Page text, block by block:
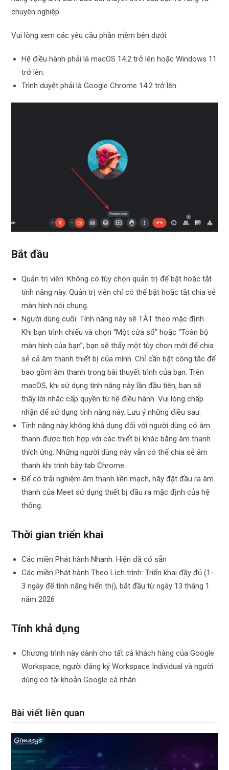
chuyên nghiệp.
Vui lòng xem các yêu cầu phần mềm bên dưới.
Hệ điều hành phải là macOS 14.2 trở lên hoặc Windows 11
trở lên.
Trình duyệt phải là Google Chrome 14.2 trở lên.
Bắt đầu
Quản trị viên: Không có tùy chọn quản trị để bật hoặc tắt
tính năng này. Quản trị viên chỉ có thể bật hoặc tắt chia sẻ
màn hình nói chung.
Người dùng cuối: Tính năng này sẽ TẮT theo mặc định.
Khi bạn trình chiếu và chọn “Một cửa sổ” hoặc “Toàn bộ
màn hình của bạn”, bạn sẽ thấy một tùy chọn mới để chia
sẻ cả âm thanh thiết bị của mình. Chỉ cần bật công tắc để
bao gồm âm thanh trong bài thuyết trình của bạn. Trên
macOS, khi sử dụng tính năng này lần đầu tiên, bạn sẽ
thấy lời nhắc cấp quyền từ hệ điều hành. Vui lòng chấp
nhận để sử dụng tính năng này. Lưu ý những điều sau:
Tính năng này không khả dụng đối với người dùng có âm
thanh được tích hợp với các thiết bị khác bằng âm thanh
thích ứng. Những người dùng này vẫn có thể chia sẻ âm
thanh khi trình bày tab Chrome.
Để có trải nghiệm âm thanh liền mạch, hãy đặt đầu ra âm
thanh của Meet sử dụng thiết bị đầu ra mặc định của hệ
thống.
Thời gian triển khai
Các miền Phát hành Nhanh: Hiện đã có sẵn
Các miền Phát hành Theo Lịch trình: Triển khai đầy đủ (1-
3 ngày để tính năng hiển thị), bắt đầu từ ngày 13 tháng 1
năm 2026
Tính khả dụng
Chương trình này dành cho tất cả khách hàng của Google
Workspace, người đăng ký Workspace Individual và người
dùng có tài khoản Google cá nhân.
Bài viết liên quan